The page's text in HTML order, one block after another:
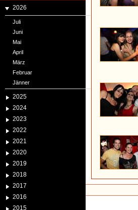
2026
Juli
Juni
Mai
April
März
Februar
Jänner
2025
2024
2023
2022
2021
2020
2019
2018
2017
2016
2015